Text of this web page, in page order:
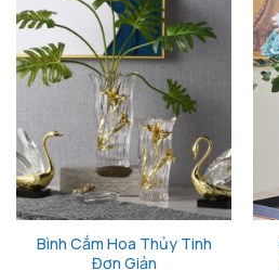
Bình Cắm Hoa Thủy Tinh
Đơn Giản